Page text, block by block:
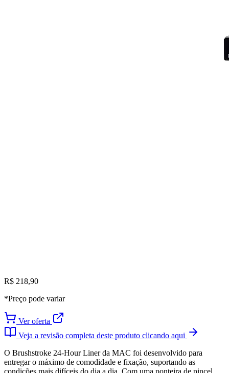
R$ 218,90
*Preço pode variar
Ver oferta
Veja a revisão completa deste produto clicando aqui
O Brushstroke 24-Hour Liner da MAC foi desenvolvido para
entregar o máximo de comodidade e fixação, suportando as
condições mais difíceis do dia a dia. Com uma ponteira de pincel